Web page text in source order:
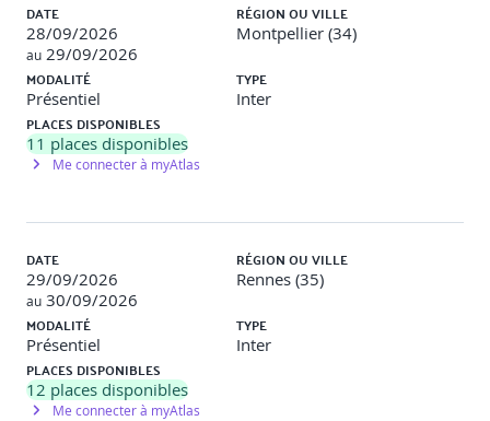
DATE
28/09/2026
au 29/09/2026
RÉGION OU VILLE
Montpellier (34)
MODALITÉ
Présentiel
TYPE
Inter
PLACES DISPONIBLES
11 places disponibles
Me connecter à myAtlas
DATE
29/09/2026
au 30/09/2026
RÉGION OU VILLE
Rennes (35)
MODALITÉ
Présentiel
TYPE
Inter
PLACES DISPONIBLES
12 places disponibles
Me connecter à myAtlas